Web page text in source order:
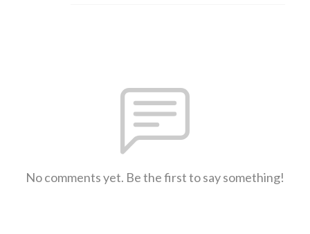
No comments yet. Be the first to say something!